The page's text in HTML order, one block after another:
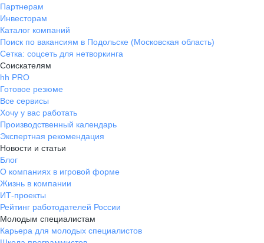
Партнерам
Инвесторам
Каталог компаний
Поиск по вакансиям в Подольске (Московская область)
Сетка: соцсеть для нетворкинга
Соискателям
hh PRO
Готовое резюме
Все сервисы
Хочу у вас работать
Производственный календарь
Экспертная рекомендация
Новости и статьи
Блог
О компаниях в игровой форме
Жизнь в компании
ИТ-проекты
Рейтинг работодателей России
Молодым специалистам
Карьера для молодых специалистов